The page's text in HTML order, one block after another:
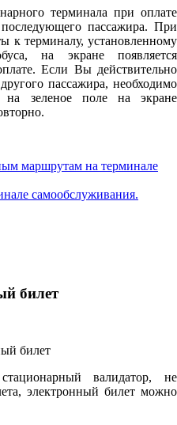
терминала при оплате
пассажира. При
к терминалу, установленному
на экране появляется
Если Вы действительно
пассажира, необходимо
на зеленое поле на экране
маршрутам на терминале
самообслуживания.
билет
валидатор, не
электронный билет можно